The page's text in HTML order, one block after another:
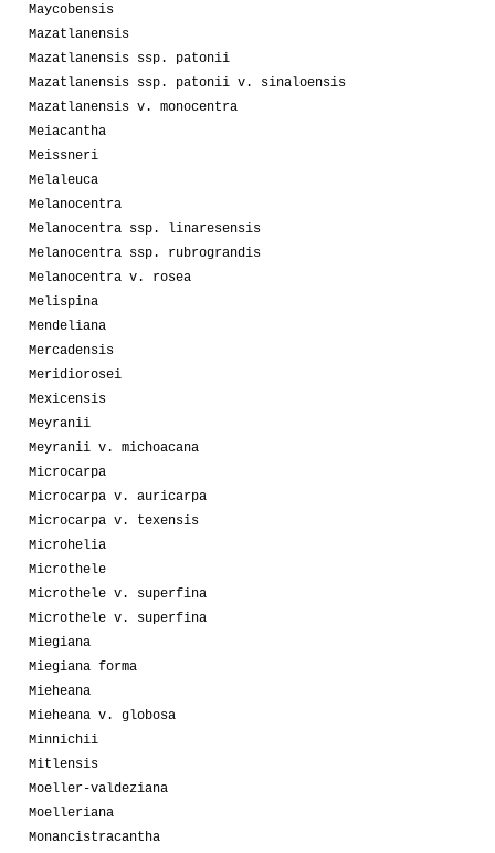
Maycobensis
Mazatlanensis
Mazatlanensis ssp. patonii
Mazatlanensis ssp. patonii v. sinaloensis
Mazatlanensis v. monocentra
Meiacantha
Meissneri
Melaleuca
Melanocentra
Melanocentra ssp. linaresensis
Melanocentra ssp. rubrograndis
Melanocentra v. rosea
Melispina
Mendeliana
Mercadensis
Meridiorosei
Mexicensis
Meyranii
Meyranii v. michoacana
Microcarpa
Microcarpa v. auricarpa
Microcarpa v. texensis
Microhelia
Microthele
Microthele v. superfina
Microthele v. superfina
Miegiana
Miegiana forma
Mieheana
Mieheana v. globosa
Minnichii
Mitlensis
Moeller-valdeziana
Moelleriana
Monancistracantha